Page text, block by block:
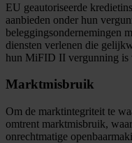
EU geautoriseerde
aanbieden onder hun
beleggingsondernemingen
diensten verlenen die
hun MiFID II vergunning is
Marktmisbruik
Om de marktintegriteit te
omtrent marktmisbruik,
onrechtmatige